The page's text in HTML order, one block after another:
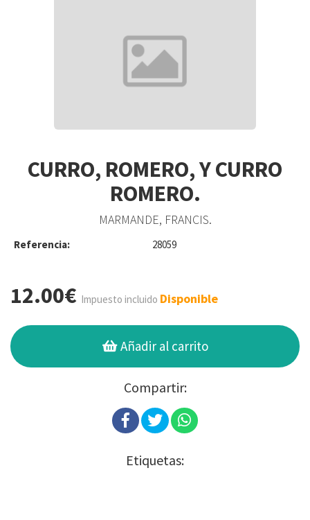
CURRO, ROMERO, Y CURRO
ROMERO.
MARMANDE, FRANCIS.
Referencia: 28059
12.00€ Impuesto incluido Disponible
Añadir al carrito
Compartir:
Etiquetas: